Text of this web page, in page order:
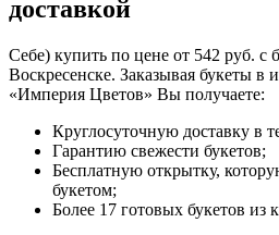
доставкой
Себе) купить по цене от 542 руб. с
Воскресенске. Заказывая букеты в
«Империя Цветов» Вы получаете:
Круглосуточную доставку в
Гарантию свежести букетов;
Бесплатную открытку,
букетом;
Более 17 готовых букетов из